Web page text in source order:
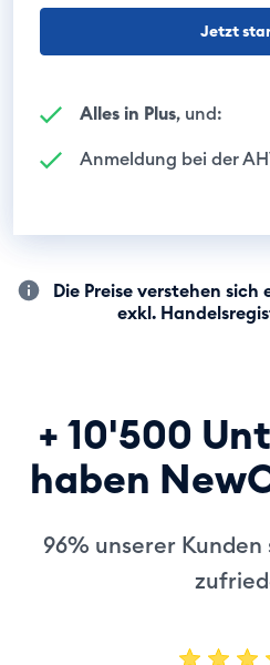
Jetzt
Alles in Plus, und:
Anmeldung bei der
Die Preise verstehen sich
exkl.
+ 10'500
haben
96% unserer